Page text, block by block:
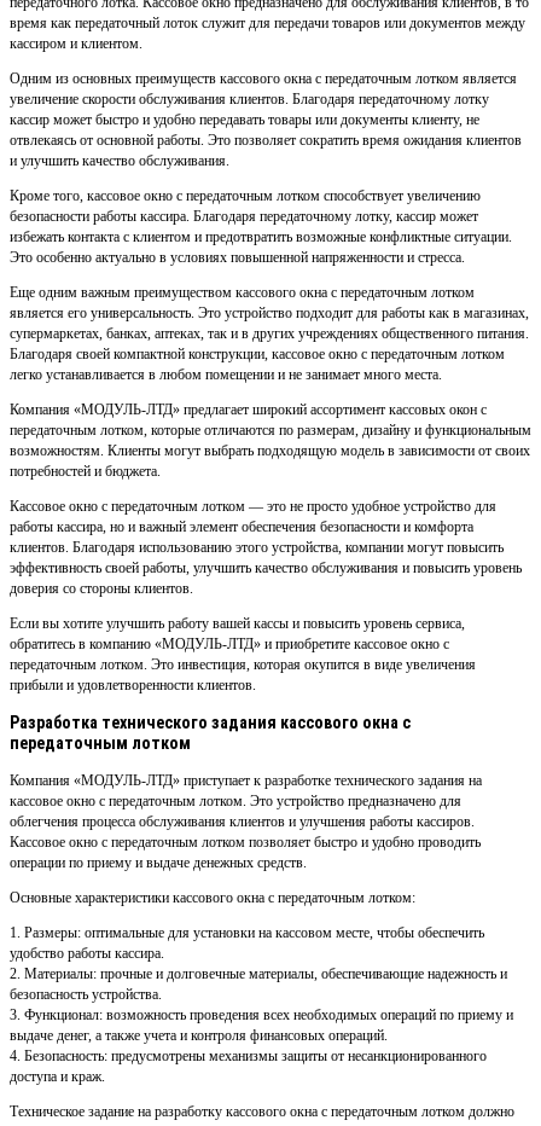
время как передаточный лоток служит для передачи товаров или документов между
кассиром и клиентом.
Одним из основных преимуществ кассового окна с передаточным лотком является
увеличение скорости обслуживания клиентов. Благодаря передаточному лотку
кассир может быстро и удобно передавать товары или документы клиенту, не
отвлекаясь от основной работы. Это позволяет сократить время ожидания клиентов
и улучшить качество обслуживания.
Кроме того, кассовое окно с передаточным лотком способствует увеличению
безопасности работы кассира. Благодаря передаточному лотку, кассир может
избежать контакта с клиентом и предотвратить возможные конфликтные ситуации.
Это особенно актуально в условиях повышенной напряженности и стресса.
Еще одним важным преимуществом кассового окна с передаточным лотком
является его универсальность. Это устройство подходит для работы как в магазинах,
супермаркетах, банках, аптеках, так и в других учреждениях общественного питания.
Благодаря своей компактной конструкции, кассовое окно с передаточным лотком
легко устанавливается в любом помещении и не занимает много места.
Компания «МОДУЛЬ-ЛТД» предлагает широкий ассортимент кассовых окон с
передаточным лотком, которые отличаются по размерам, дизайну и функциональным
возможностям. Клиенты могут выбрать подходящую модель в зависимости от своих
потребностей и бюджета.
Кассовое окно с передаточным лотком — это не просто удобное устройство для
работы кассира, но и важный элемент обеспечения безопасности и комфорта
клиентов. Благодаря использованию этого устройства, компании могут повысить
эффективность своей работы, улучшить качество обслуживания и повысить уровень
доверия со стороны клиентов.
Если вы хотите улучшить работу вашей кассы и повысить уровень сервиса,
обратитесь в компанию «МОДУЛЬ-ЛТД» и приобретите кассовое окно с
передаточным лотком. Это инвестиция, которая окупится в виде увеличения
прибыли и удовлетворенности клиентов.
Разработка технического задания кассового окна с
передаточным лотком
Компания «МОДУЛЬ-ЛТД» приступает к разработке технического задания на
кассовое окно с передаточным лотком. Это устройство предназначено для
облегчения процесса обслуживания клиентов и улучшения работы кассиров.
Кассовое окно с передаточным лотком позволяет быстро и удобно проводить
операции по приему и выдаче денежных средств.
Основные характеристики кассового окна с передаточным лотком:
1. Размеры: оптимальные для установки на кассовом месте, чтобы обеспечить
удобство работы кассира.
2. Материалы: прочные и долговечные материалы, обеспечивающие надежность и
безопасность устройства.
3. Функционал: возможность проведения всех необходимых операций по приему и
выдаче денег, а также учета и контроля финансовых операций.
4. Безопасность: предусмотрены механизмы защиты от несанкционированного
доступа и краж.
Техническое задание на разработку кассового окна с передаточным лотком должно